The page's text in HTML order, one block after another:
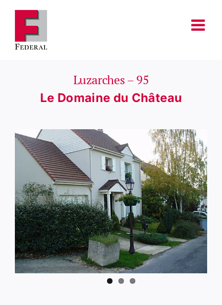
contenu
Luzarches – 95
Le Domaine du Château
Voir
l'image
agrandie